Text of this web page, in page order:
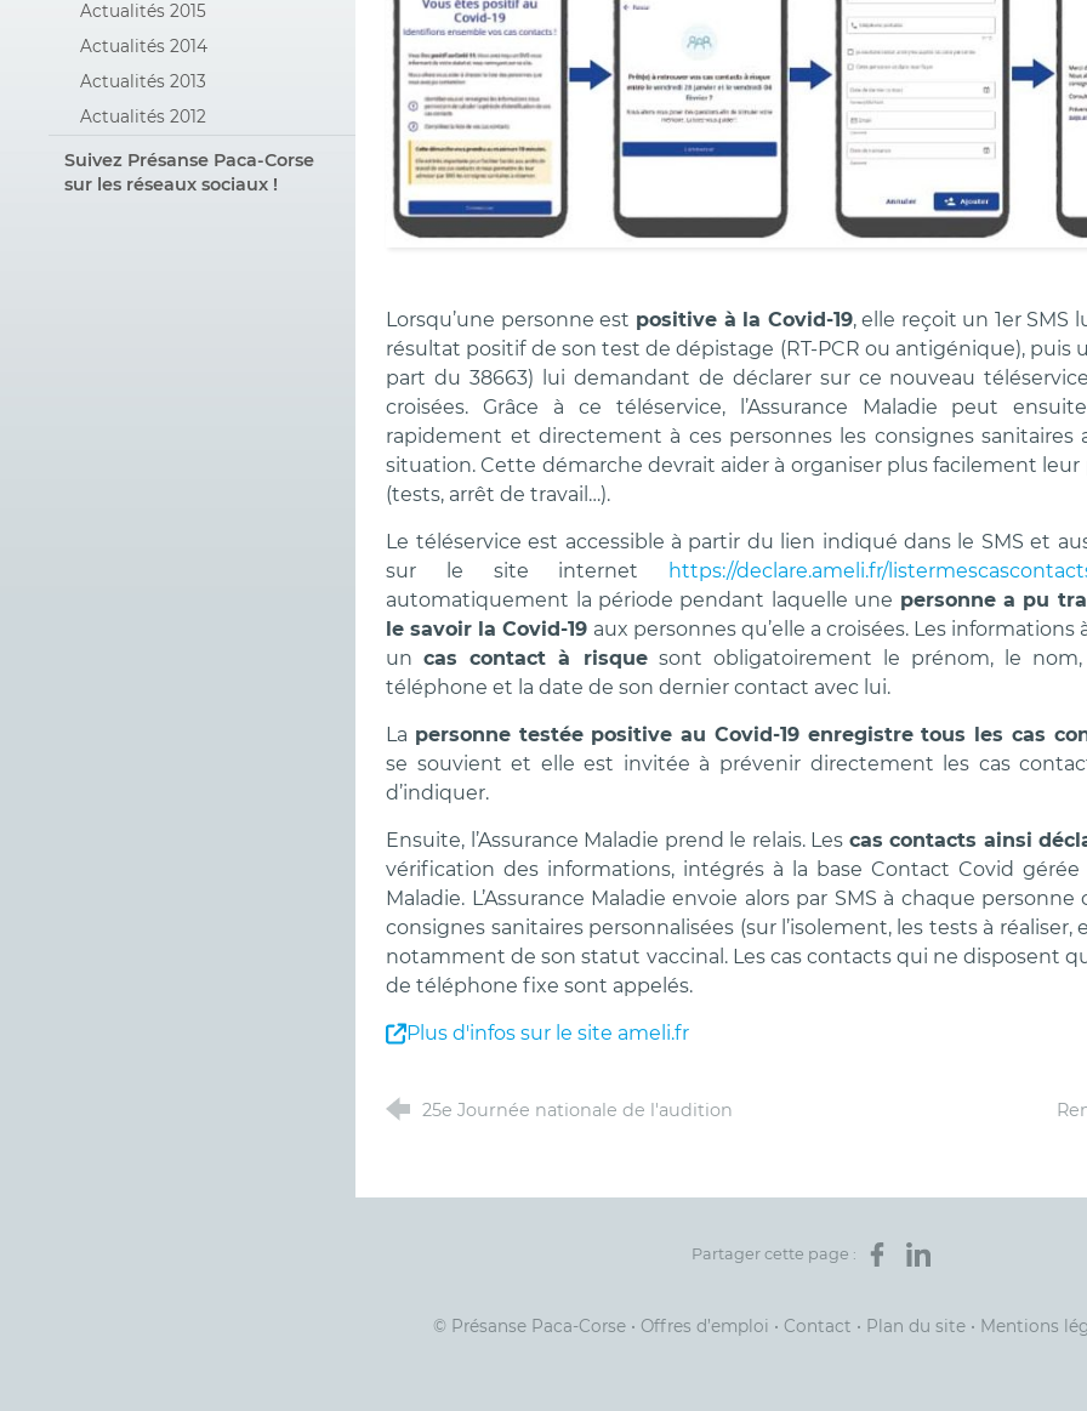
Actualités 2015
Actualités 2014
Actualités 2013
Actualités 2012
Suivez Présanse Paca-Corse
sur les réseaux sociaux !
Lorsqu’une personne est positive à la Covid-19, elle reçoit un 1er SMS
résultat positif de son test de dépistage (RT-PCR ou antigénique), puis
part du 38663) lui demandant de déclarer sur ce nouveau
croisées. Grâce à ce téléservice, l’Assurance Maladie peut
rapidement et directement à ces personnes les consignes sanitaires
situation. Cette démarche devrait aider à organiser plus facilement leur
(tests, arrêt de travail…).
Le téléservice est accessible à partir du lien indiqué dans le SMS et
sur le site internet
https://declare.ameli.fr/
automatiquement la période pendant laquelle une personne a pu
le savoir la Covid-19 aux personnes qu’elle a croisées. Les informations
uncas contact à risquesont obligatoirement le prénom, le
téléphone et la date de son dernier contact avec lui.
La personne testée positive au Covid-19 enregistre tous les cas
se souvient et elle est invitée à prévenir directement les cas
d’indiquer.
Ensuite, l’Assurance Maladie prend le relais. Les cas contacts ainsi
vérification des informations, intégrés à la base Contact Covid gérée
Maladie. L’Assurance Maladie envoie alors par SMS à chaque
consignes sanitaires personnalisées (sur l’isolement, les tests à réaliser,
notamment de son statut vaccinal. Les cas contacts qui ne disposent
de téléphone fixe sont appelés.
Plus d'infos sur le site ameli.fr
25e Journée nationale de l'audition
Partager cette page : Partager sur Facebook
Partager sur LinkedIn
© Présanse Paca-Corse • Offres d’emploi • Contact • Plan du site • Mentions